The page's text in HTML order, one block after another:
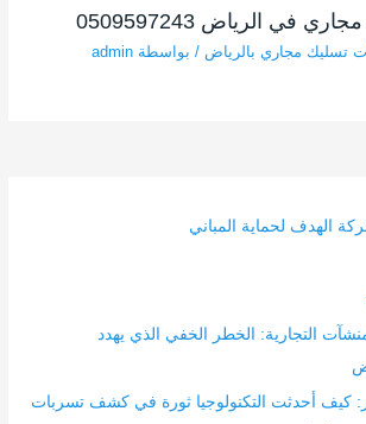
في الرياض 0509597243
تسليك مجاري بالرياض / بواسطة admin
الهدف لحماية المباني
التجارية: الخطر الخفي الذي يهدد
كيف أحدثت التكنولوجيا ثورة في كشف تسربات